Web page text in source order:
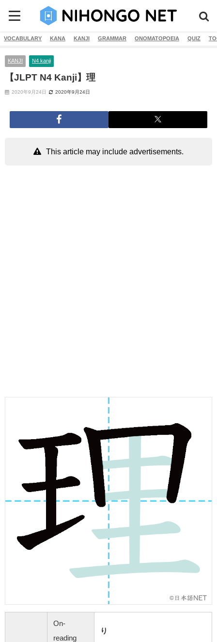
VOCABULARY KANA KANJI GRAMMAR ONOMATOPOEIA QUIZ
KANJI N4 kanji
【JLPT N4 Kanji】理
2020年9月24日 2020年9月24日
This article may include advertisements.
On-
reading
り